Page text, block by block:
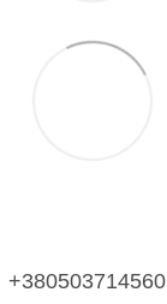
+380503714560